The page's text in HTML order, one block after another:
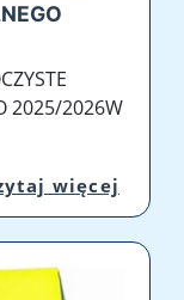
2025/2026W
więcej